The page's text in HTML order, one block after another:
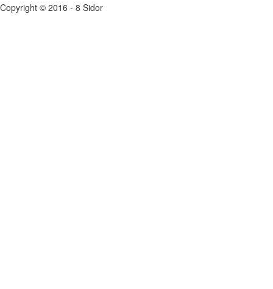
Copyright © 2016 - 8 Sidor